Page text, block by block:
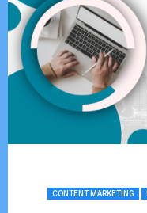
CONTENT MARKETING